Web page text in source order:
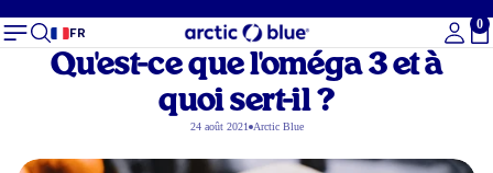
FR
0
Qu'est-ce que l'oméga 3 et à
quoi sert-il ?
24 août 2021 Arctic Blue